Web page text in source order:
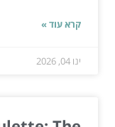
קרא עוד »
ינו 04, 2026